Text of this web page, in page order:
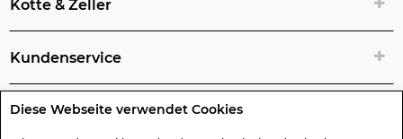
Diese Webseite verwendet Cookies
Kotte & Zeller
Kundenservice
Rechtliche Artikelinfos